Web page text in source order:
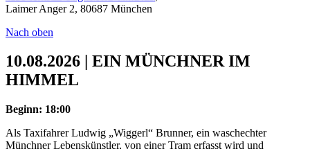
Laimer Anger 2, 80687 München
Nach oben
10.08.2026 | EIN MÜNCHNER IM
HIMMEL
Beginn: 18:00
Als Taxifahrer Ludwig „Wiggerl“ Brunner, ein waschechter
Münchner Lebenskünstler, von einer Tram erfasst wird und